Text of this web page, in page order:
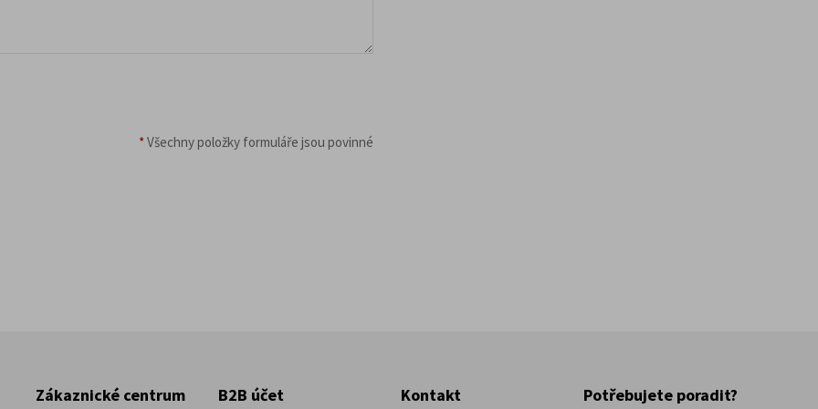
*Všechny položky formuláře jsou povinné
Zákaznické centrum B2B účet Kontakt Potřebujete poradit?